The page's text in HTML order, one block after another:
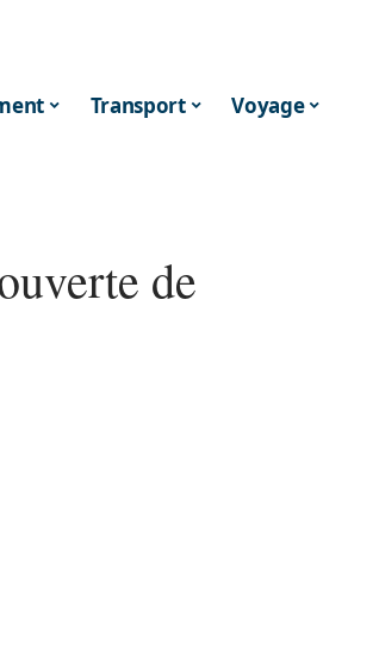
Transport Voyage
de